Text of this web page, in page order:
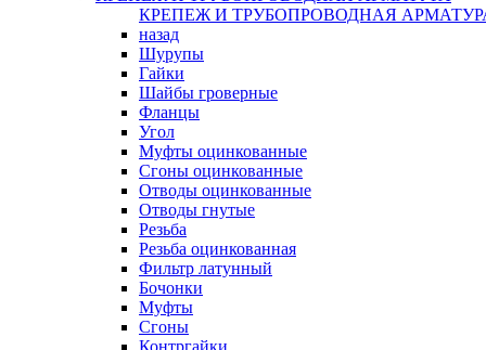
КРЕПЕЖ И ТРУБОПРОВОДНАЯ
назад
Шурупы
Гайки
Шайбы гроверные
Фланцы
Угол
Муфты оцинкованные
Сгоны оцинкованные
Отводы оцинкованные
Отводы гнутые
Резьба
Резьба оцинкованная
Фильтр латунный
Бочонки
Муфты
Сгоны
Контргайки